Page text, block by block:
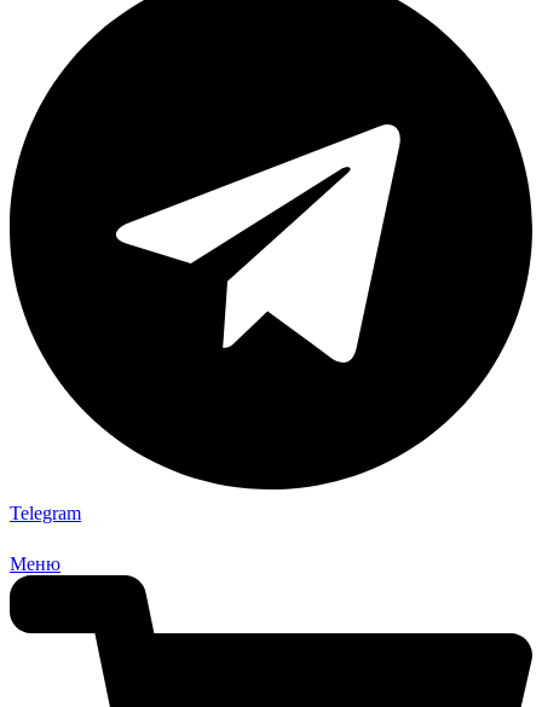
Telegram
Меню